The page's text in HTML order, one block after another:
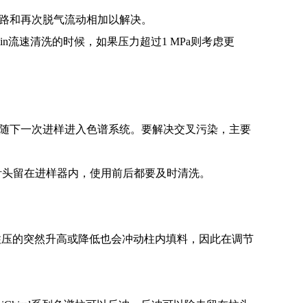
再次脱气流动相加以解决。
速清洗的时候，如果压力超过1 MPa则考虑更
一次进样进入色谱系统。要解决交叉污染，主要
在进样器内，使用前后都要及时清洗。
的突然升高或降低也会冲动柱内填料，因此在调节